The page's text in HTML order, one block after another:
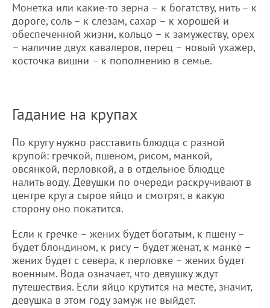
Монетка или какие-то зерна – к богатству, нить – к
дороге, соль – к слезам, сахар – к хорошей и
обеспеченной жизни, кольцо – к замужеству, орех
– наличие двух кавалеров, перец – новый ухажер,
косточка вишни – к пополнению в семье.
Гадание на крупах
По кругу нужно расставить блюдца с разной
крупой: гречкой, пшеном, рисом, манкой,
овсянкой, перловкой, а в отдельное блюдце
налить воду. Девушки по очереди раскручивают в
центре круга сырое яйцо и смотрят, в какую
сторону оно покатится.
Если к гречке – жених будет богатым, к пшену –
будет блондином, к рису – будет женат, к манке –
жених будет с севера, к перловке – жених будет
военным. Вода означает, что девушку ждут
путешествия. Если яйцо крутится на месте, значит,
девушка в этом году замуж не выйдет.